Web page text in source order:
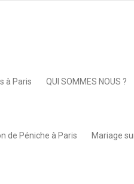
à Paris QUI SOMMES NOUS ?
de Péniche à Paris Mariage